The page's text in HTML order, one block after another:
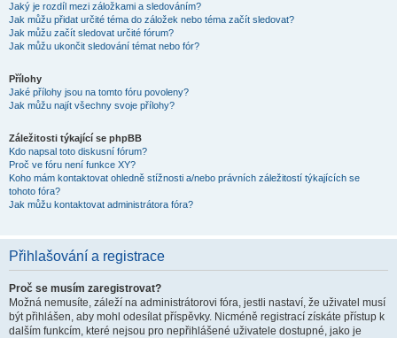
Jaký je rozdíl mezi záložkami a sledováním?
Jak můžu přidat určité téma do záložek nebo téma začít sledovat?
Jak můžu začít sledovat určité fórum?
Jak můžu ukončit sledování témat nebo fór?
Přílohy
Jaké přílohy jsou na tomto fóru povoleny?
Jak můžu najít všechny svoje přílohy?
Záležitosti týkající se phpBB
Kdo napsal toto diskusní fórum?
Proč ve fóru není funkce XY?
Koho mám kontaktovat ohledně stížnosti a/nebo právních záležitostí týkajících se
tohoto fóra?
Jak můžu kontaktovat administrátora fóra?
Přihlašování a registrace
Proč se musím zaregistrovat?
Možná nemusíte, záleží na administrátorovi fóra, jestli nastaví, že uživatel musí
být přihlášen, aby mohl odesílat příspěvky. Nicméně registrací získáte přístup k
dalším funkcím, které nejsou pro nepřihlášené uživatele dostupné, jako je